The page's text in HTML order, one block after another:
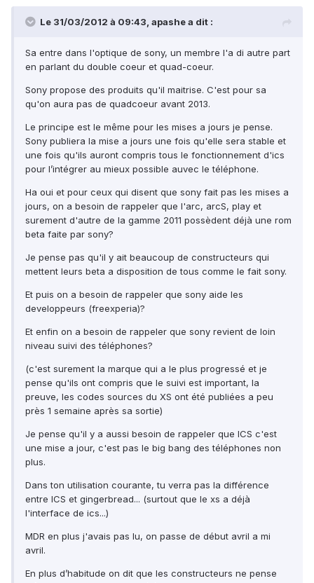
Le 31/03/2012 à 09:43, apashe a dit :
Sa entre dans l'optique de sony, un membre l'a di autre part
en parlant du double coeur et quad-coeur.
Sony propose des produits qu'il maitrise. C'est pour sa
qu'on aura pas de quadcoeur avant 2013.
Le principe est le même pour les mises a jours je pense.
Sony publiera la mise a jours une fois qu'elle sera stable et
une fois qu'ils auront compris tous le fonctionnement d'ics
pour l’intégrer au mieux possible auvec le téléphone.
Ha oui et pour ceux qui disent que sony fait pas les mises a
jours, on a besoin de rappeler que l'arc, arcS, play et
surement d'autre de la gamme 2011 possèdent déjà une rom
beta faite par sony?
Je pense pas qu'il y ait beaucoup de constructeurs qui
mettent leurs beta a disposition de tous comme le fait sony.
Et puis on a besoin de rappeler que sony aide les
developpeurs (freexperia)?
Et enfin on a besoin de rappeler que sony revient de loin
niveau suivi des téléphones?
(c'est surement la marque qui a le plus progressé et je
pense qu'ils ont compris que le suivi est important, la
preuve, les codes sources du XS ont été publiées a peu
près 1 semaine après sa sortie)
Je pense qu'il y a aussi besoin de rappeler que ICS c'est
une mise a jour, c'est pas le big bang des téléphones non
plus.
Dans ton utilisation courante, tu verra pas la différence
entre ICS et gingerbread... (surtout que le xs a déjà
l'interface de ics...)
MDR en plus j'avais pas lu, on passe de début avril a mi
avril.
En plus d’habitude on dit que les constructeurs ne pense